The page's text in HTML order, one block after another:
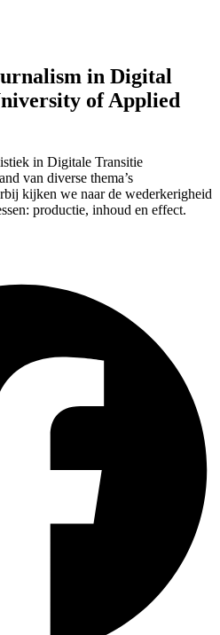
in Digital
of Applied
in Digitale Transitie
van diverse thema’s
kijken we naar de wederkerigheid
productie, inhoud en effect.